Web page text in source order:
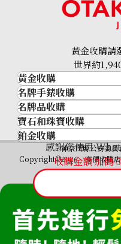
感謝您使用
收購金額 加碼
黃金收購請
世界約
黃金收購
黃金･金條
金條
金幣及銀幣
過去十年黃金價格
金飾
金戒指
金頸鍊
名牌手錶收購
名牌手錶收購
勞力士 (Rolex)
Patek Philippe
Audemars Piguet
Vacheron
A. Lange & Söhne
Breguet
名牌品收購
名牌品收購
HERMES
LOUIS VUITTON
CHANEL
卡地亞（Cartier）
CELINE
FENDI
Christian Dior
寶石和珠寶收購
寶石和珠寶
祖母綠
藍寶石
紅寶石
鉑金收購
神奈川縣公安委
Copyright©2026 高價收購